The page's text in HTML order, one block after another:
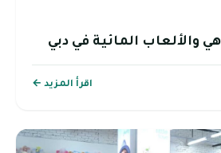
والألعاب المائية في دبي
اقرأ المزيد ←